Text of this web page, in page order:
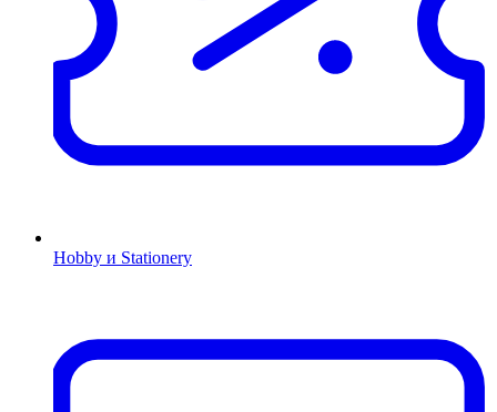
Hobby и Stationery